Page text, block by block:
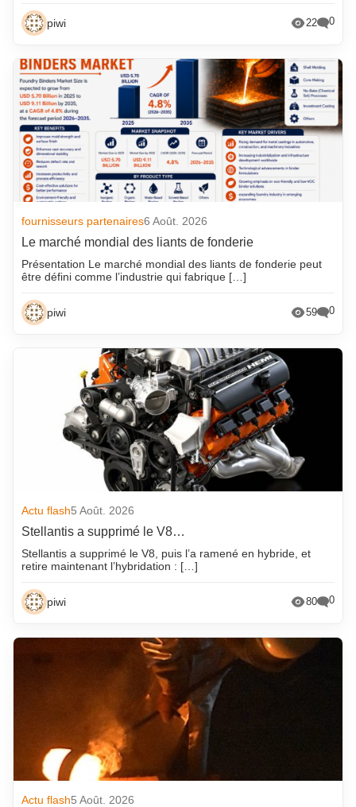
piwi 22 0
fournisseurs partenaires6 Août. 2026
Le marché mondial des liants de fonderie
Présentation Le marché mondial des liants de fonderie peut
être défini comme l’industrie qui fabrique […]
piwi 59 0
Actu flash5 Août. 2026
Stellantis a supprimé le V8…
Stellantis a supprimé le V8, puis l’a ramené en hybride, et
retire maintenant l’hybridation : […]
piwi 80 0
Actu flash5 Août. 2026